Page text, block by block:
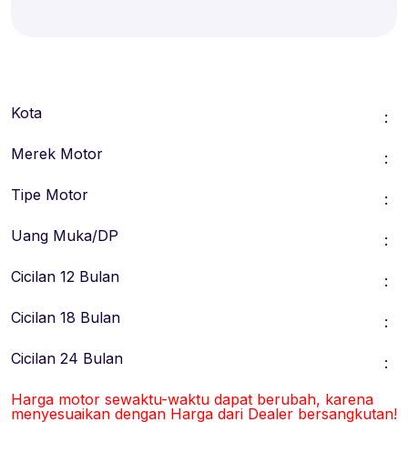
Kota
:
Merek Motor
:
Tipe Motor
:
Uang Muka/DP
:
Cicilan 12 Bulan
:
Cicilan 18 Bulan
:
Cicilan 24 Bulan
:
Harga motor sewaktu-waktu dapat berubah, karena
menyesuaikan dengan Harga dari Dealer bersangkutan!